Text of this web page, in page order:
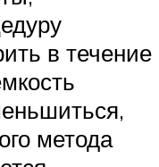
в течение
метода